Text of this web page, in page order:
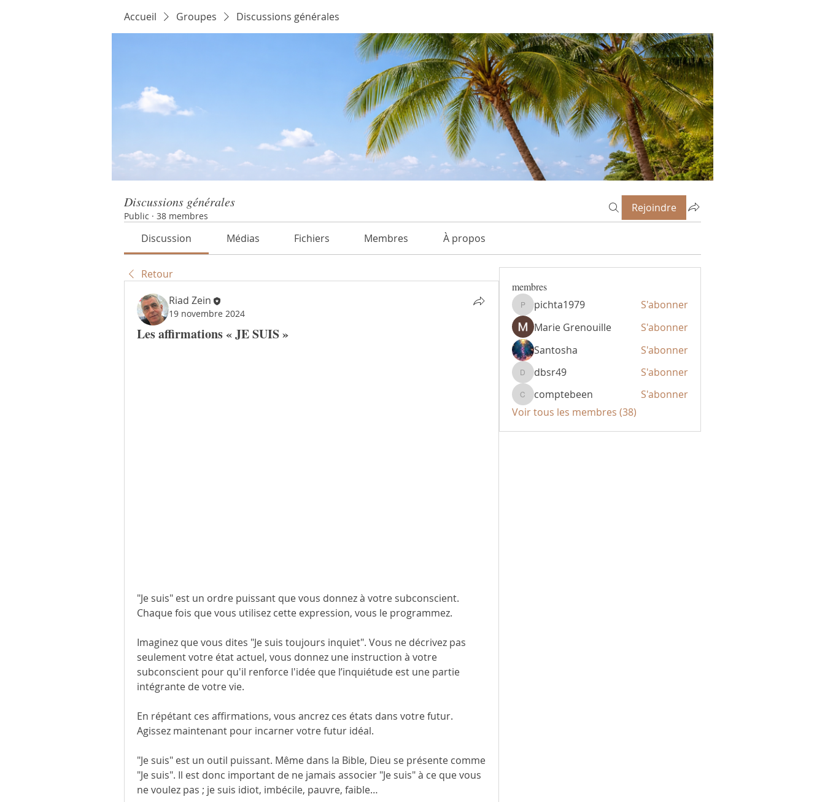
Accueil Groupes Discussions générales
Discussions générales
Public · 38 membres
Rejoindre
Discussion Médias Fichiers Membres À propos
Retour
Riad Zein
19 novembre 2024
Les affirmations « JE SUIS »
"Je suis" est un ordre puissant que vous donnez à votre subconscient.
Chaque fois que vous utilisez cette expression, vous le programmez.
Imaginez que vous dites "Je suis toujours inquiet". Vous ne décrivez pas
seulement votre état actuel, vous donnez une instruction à votre
subconscient pour qu'il renforce l'idée que l’inquiétude est une partie
intégrante de votre vie.
En répétant ces affirmations, vous ancrez ces états dans votre futur.
Agissez maintenant pour incarner votre futur idéal.
"Je suis" est un outil puissant. Même dans la Bible, Dieu se présente comme
"Je suis". Il est donc important de ne jamais associer "Je suis" à ce que vous
ne voulez pas ; je suis idiot, imbécile, pauvre, faible…
membres
pichta1979
pichta1979
S'abonner
Marie Grenouille
S'abonner
Santosha
S'abonner
dbsr49dbsr49 S'abonner
comptebeen
comptebeen
S'abonner
Voir tous les membres (38)